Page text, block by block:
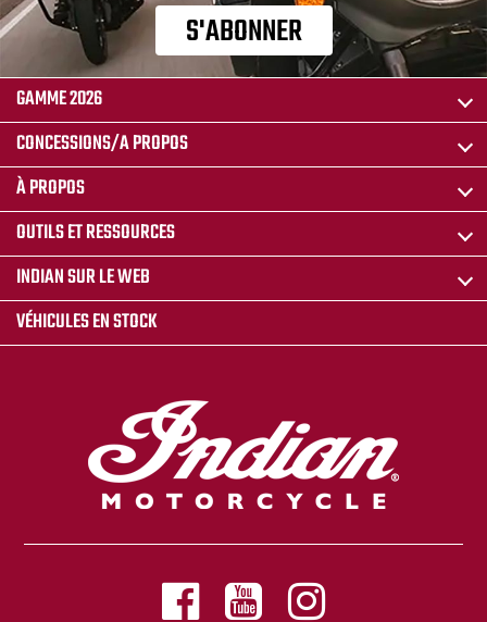
S'ABONNER
GAMME 2026
CONCESSIONS/A PROPOS
À PROPOS
OUTILS ET RESSOURCES
INDIAN SUR LE WEB
VÉHICULES EN STOCK